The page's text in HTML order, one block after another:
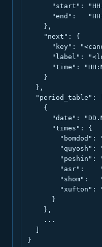
"start":
"end":
    },
    "next": {
"key":
"label":
"time":
    }
  },
  "period_table": [
    {
"date":
      "times": {
"bomdod":
"quyosh":
"peshin":
"asr":
"shom":
"xufton":
      }
    },
    ...
}